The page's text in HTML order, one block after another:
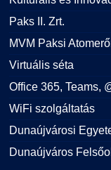
Paks II. Zrt.
MVM Paksi
Virtuális séta
Office 365, Teams,
WiFi szolgáltatás
Dunaújvárosi
Dunaújváros